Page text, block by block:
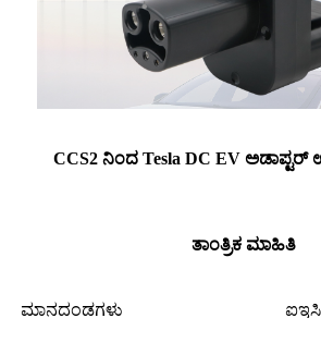
CCS2 ನಿಂದ Tesla DC EV ಅಡಾಪ್ಟರ್
ತಾಂತ್ರಿಕ ಮಾಹಿತಿ
ಮಾನದಂಡಗಳು ಐಇಸಿ